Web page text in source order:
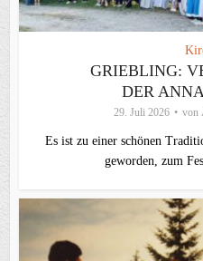
GRIEBLING:
DER
29. Juli 2026 von
Es ist zu einer schönen
geworden, zum